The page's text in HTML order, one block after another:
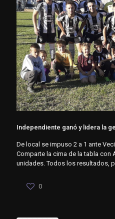
Independiente ganó y lidera la
De local se impuso 2 a 1 ante
Comparte la cima de la tabla
unidades. Todos los resultados,
0